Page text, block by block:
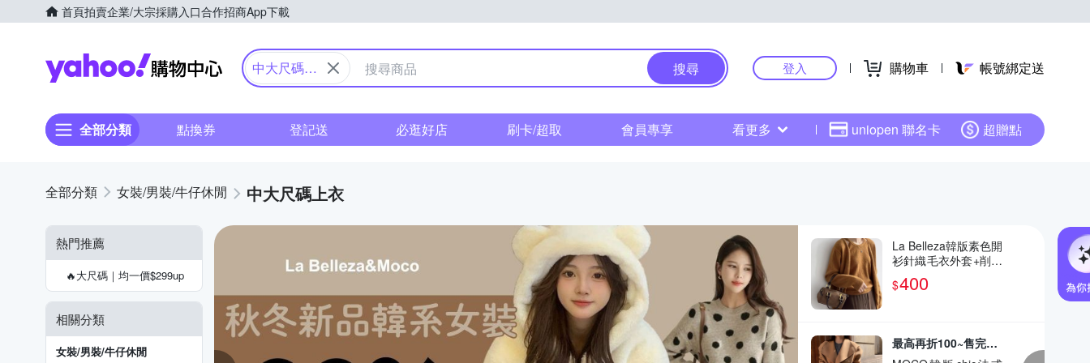
首頁拍賣企業/大宗採購入口合作招商App下載
Yahoo購物中心
中大尺碼上
搜尋 登入 購物車 帳號綁定送
全部分類 點換券 登記送 必逛好店 刷卡/超取 會員專享 看更多 uniopen 聯名卡 超贈點
女裝/男裝/牛仔休閒 中大尺碼上衣
熱門推薦
🔥大尺碼｜均一價$299up
相關分類
女裝/男裝/牛仔休閒
La Belleza韓版素色開
衫針織毛衣外套+削肩
套頸吊帶毛料針織背
心兩件式
$400
最高再折100~售完不補